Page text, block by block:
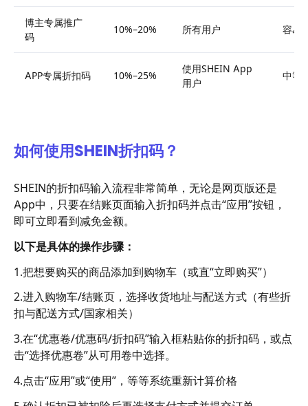
博主专属推广
码
10%–20% 所有用户 容易
APP专属折扣码 10%–25%
使用SHEIN App
用户
中等
如何使用SHEIN折扣码？
SHEIN的折扣码输入流程非常简单，无论是网页版还是
App中，只要在结账页面输入折扣码并点击“应用”按钮，
即可立即看到减免金额。
以下是具体的操作步骤：
1.把想要购买的商品添加到购物车（或直“立即购买”）
2.进入购物车/结账页，选择收货地址与配送方式（有些折
扣与配送方式/国家相关）
3.在“优惠卷/优惠码/折扣码”输入框粘贴你的折扣码，或点
击“选择优惠卷”从可用卷中选择。
4.点击“应用”或“使用”，等等系统重新计算价格